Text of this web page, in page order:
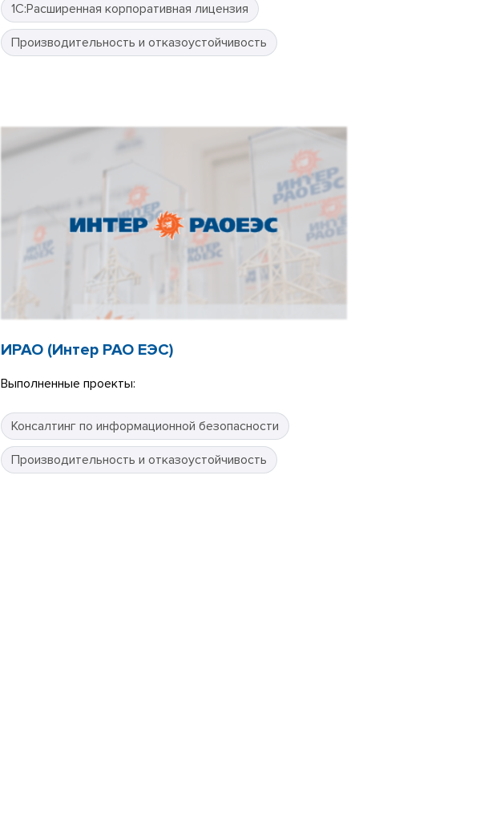
1С:Расширенная корпоративная лицензия
Производительность и отказоустойчивость
ИРАО (Интер РАО ЕЭС)
Выполненные проекты:
Консалтинг по информационной безопасности
Производительность и отказоустойчивость